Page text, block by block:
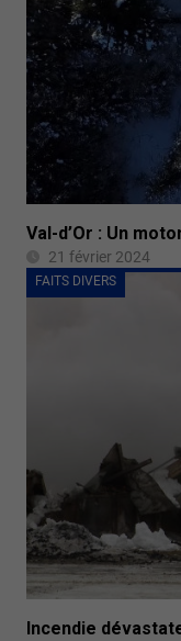
Val-d’Or : Un
21 février 2024
FAITS DIVERS
Incendie